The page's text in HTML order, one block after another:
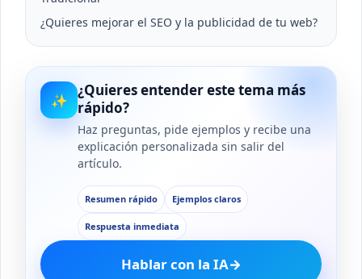
¿Quieres mejorar el SEO y la publicidad de tu web?
✨
¿Quieres entender este tema más
rápido?
Haz preguntas, pide ejemplos y recibe una
explicación personalizada sin salir del
artículo.
Resumen rápido Ejemplos claros
Respuesta inmediata
Hablar con la IA→